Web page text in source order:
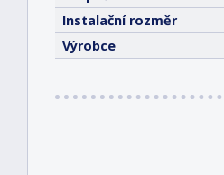
Instalační rozměr
Výrobce